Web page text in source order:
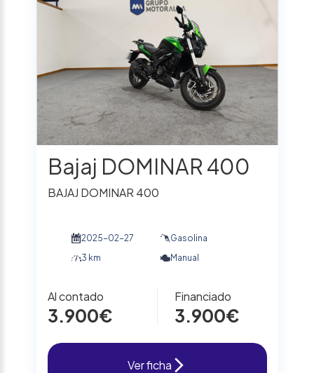
Bajaj DOMINAR 400
BAJAJ DOMINAR 400
2025-02-27
Gasolina
3 km
Manual
Al contado
3.900€
Financiado
3.900€
Ver ficha